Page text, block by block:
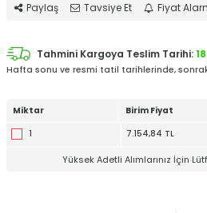
Paylaş Tavsiye Et Fiyat
Tahmini Kargoya Teslim Tarihi:
Hafta sonu ve resmi tatil tarihlerinde,
Miktar
Birim Fiyat
1
7.154,84 TL
Yüksek Adetli Alımlarınız İçin